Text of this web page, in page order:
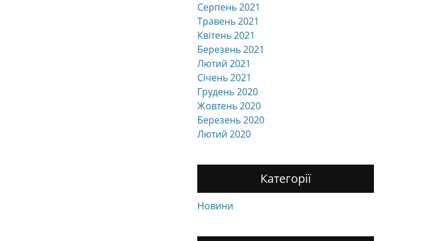
Серпень 2021
Травень 2021
Квітень 2021
Березень 2021
Лютий 2021
Січень 2021
Грудень 2020
Жовтень 2020
Березень 2020
Лютий 2020
Категорії
Новини